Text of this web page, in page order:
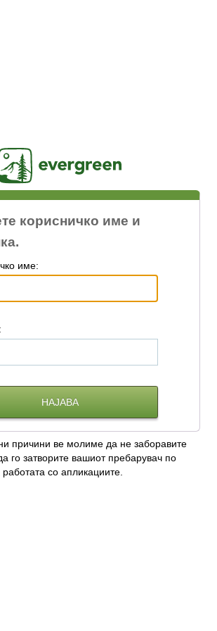
корисничко име и
име:
причини ве молиме да не заборавите
го затворите вашиот пребарувач по
со апликациите.